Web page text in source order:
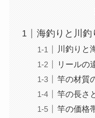
海釣りと川釣
川釣りと
リールの
竿の材質
竿の長さ
竿の価格